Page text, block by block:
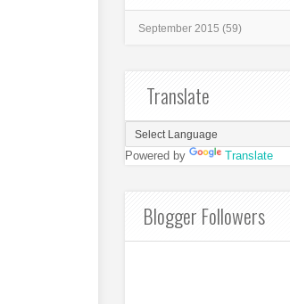
Translate
Powered by Translate
Blogger Followers